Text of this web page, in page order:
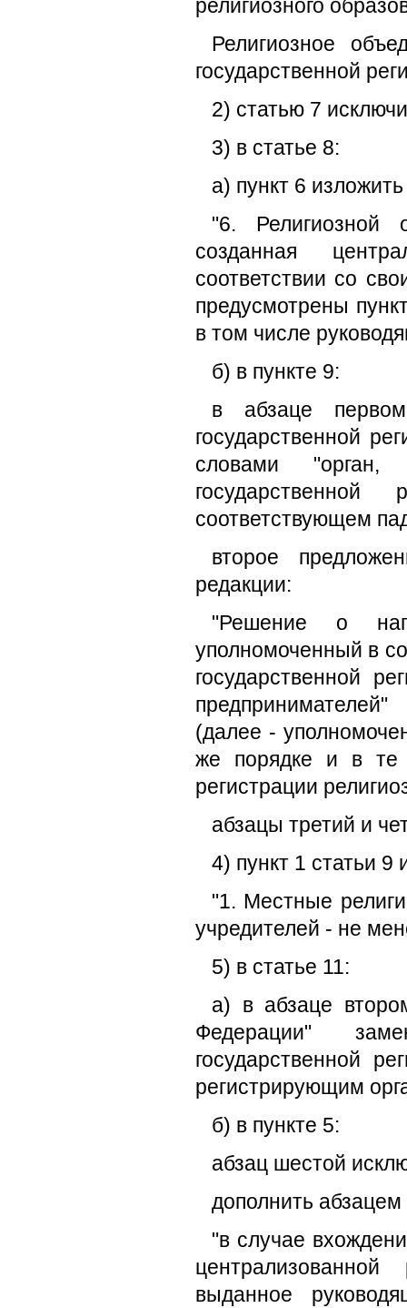
религиозного
Религиозное
государственной
2) статью 7
3) в статье 8:
а) пункт 6
"6. Религиозной
созданная
соответствии со
предусмотрены
в том числе
б) в пункте 9:
в абзаце
государственной
словами
государственной
соответствующем
второе
редакции:
"Решение о
уполномоченный в
государственной
(далее -
же порядке и в те
регистрации
абзацы третий и
4) пункт 1 статьи
"1. Местные
учредителей - не
5) в статье 11:
а) в абзаце
Федерации"
государственной
регистрирующим
б) в пункте 5:
абзац шестой
дополнить
"в случае
выданное